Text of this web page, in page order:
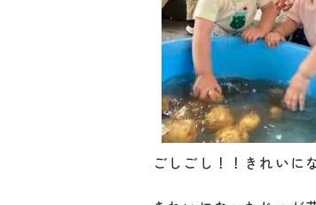
ごしごし！！きれいに